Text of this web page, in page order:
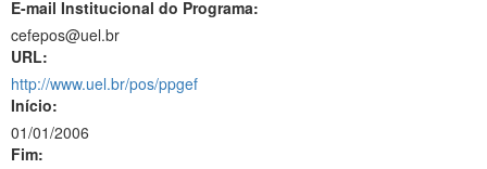
E-mail Institucional do Programa:
cefepos@uel.br
URL:
http://www.uel.br/pos/ppgef
Início:
01/01/2006
Fim: